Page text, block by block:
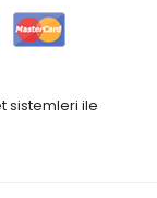
sistemleri ile